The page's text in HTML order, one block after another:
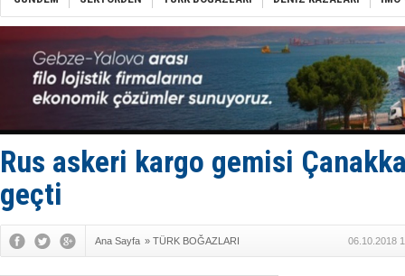
Deniz
DÖDER,
Fairline,
Baltık
Runit
Limana
Türk
Hüseyin
Med
Rus askeri kargo gemisi
geçti
Ana Sayfa » TÜRK BOĞAZLARI 06.10.2018